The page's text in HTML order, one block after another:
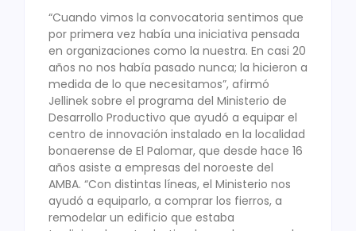
“Cuando vimos la convocatoria sentimos que
por primera vez había una iniciativa pensada
en organizaciones como la nuestra. En casi 20
años no nos había pasado nunca; la hicieron a
medida de lo que necesitamos”, afirmó
Jellinek sobre el programa del Ministerio de
Desarrollo Productivo que ayudó a equipar el
centro de innovación instalado en la localidad
bonaerense de El Palomar, que desde hace 16
años asiste a empresas del noroeste del
AMBA. “Con distintas líneas, el Ministerio nos
ayudó a equiparlo, a comprar los fierros, a
remodelar un edificio que estaba